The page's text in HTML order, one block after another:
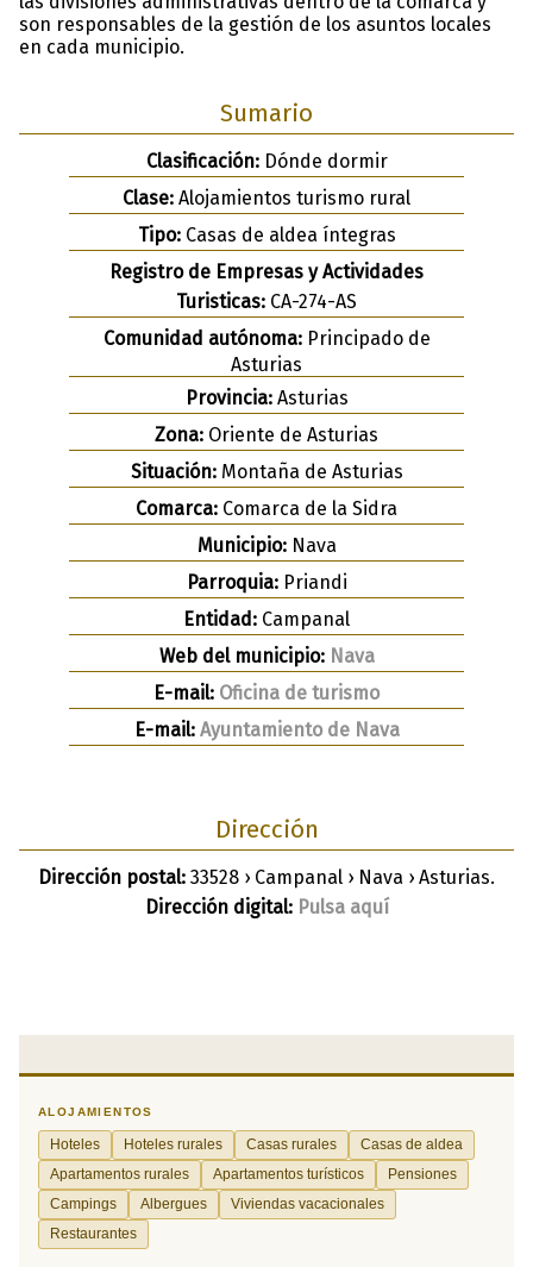
son responsables de la gestión de los asuntos locales
en cada municipio.
Sumario
Clasificación:Dónde dormir
Clase: Alojamientos turismo rural
Tipo:Casas de aldea íntegras
Registro de Empresas y Actividades
Turisticas: CA-274-AS
Comunidad autónoma:Principado de
Asturias
Provincia:Asturias
Zona: Oriente de Asturias
Situación:Montaña de Asturias
Comarca: Comarca de la Sidra
Municipio:Nava
Parroquia:Priandi
Entidad: Campanal
Web del municipio: Nava
E-mail: Oficina de turismo
E-mail: Ayuntamiento de Nava
Dirección
Dirección postal: 33528 › Campanal › Nava › Asturias.
Dirección digital: Pulsa aquí